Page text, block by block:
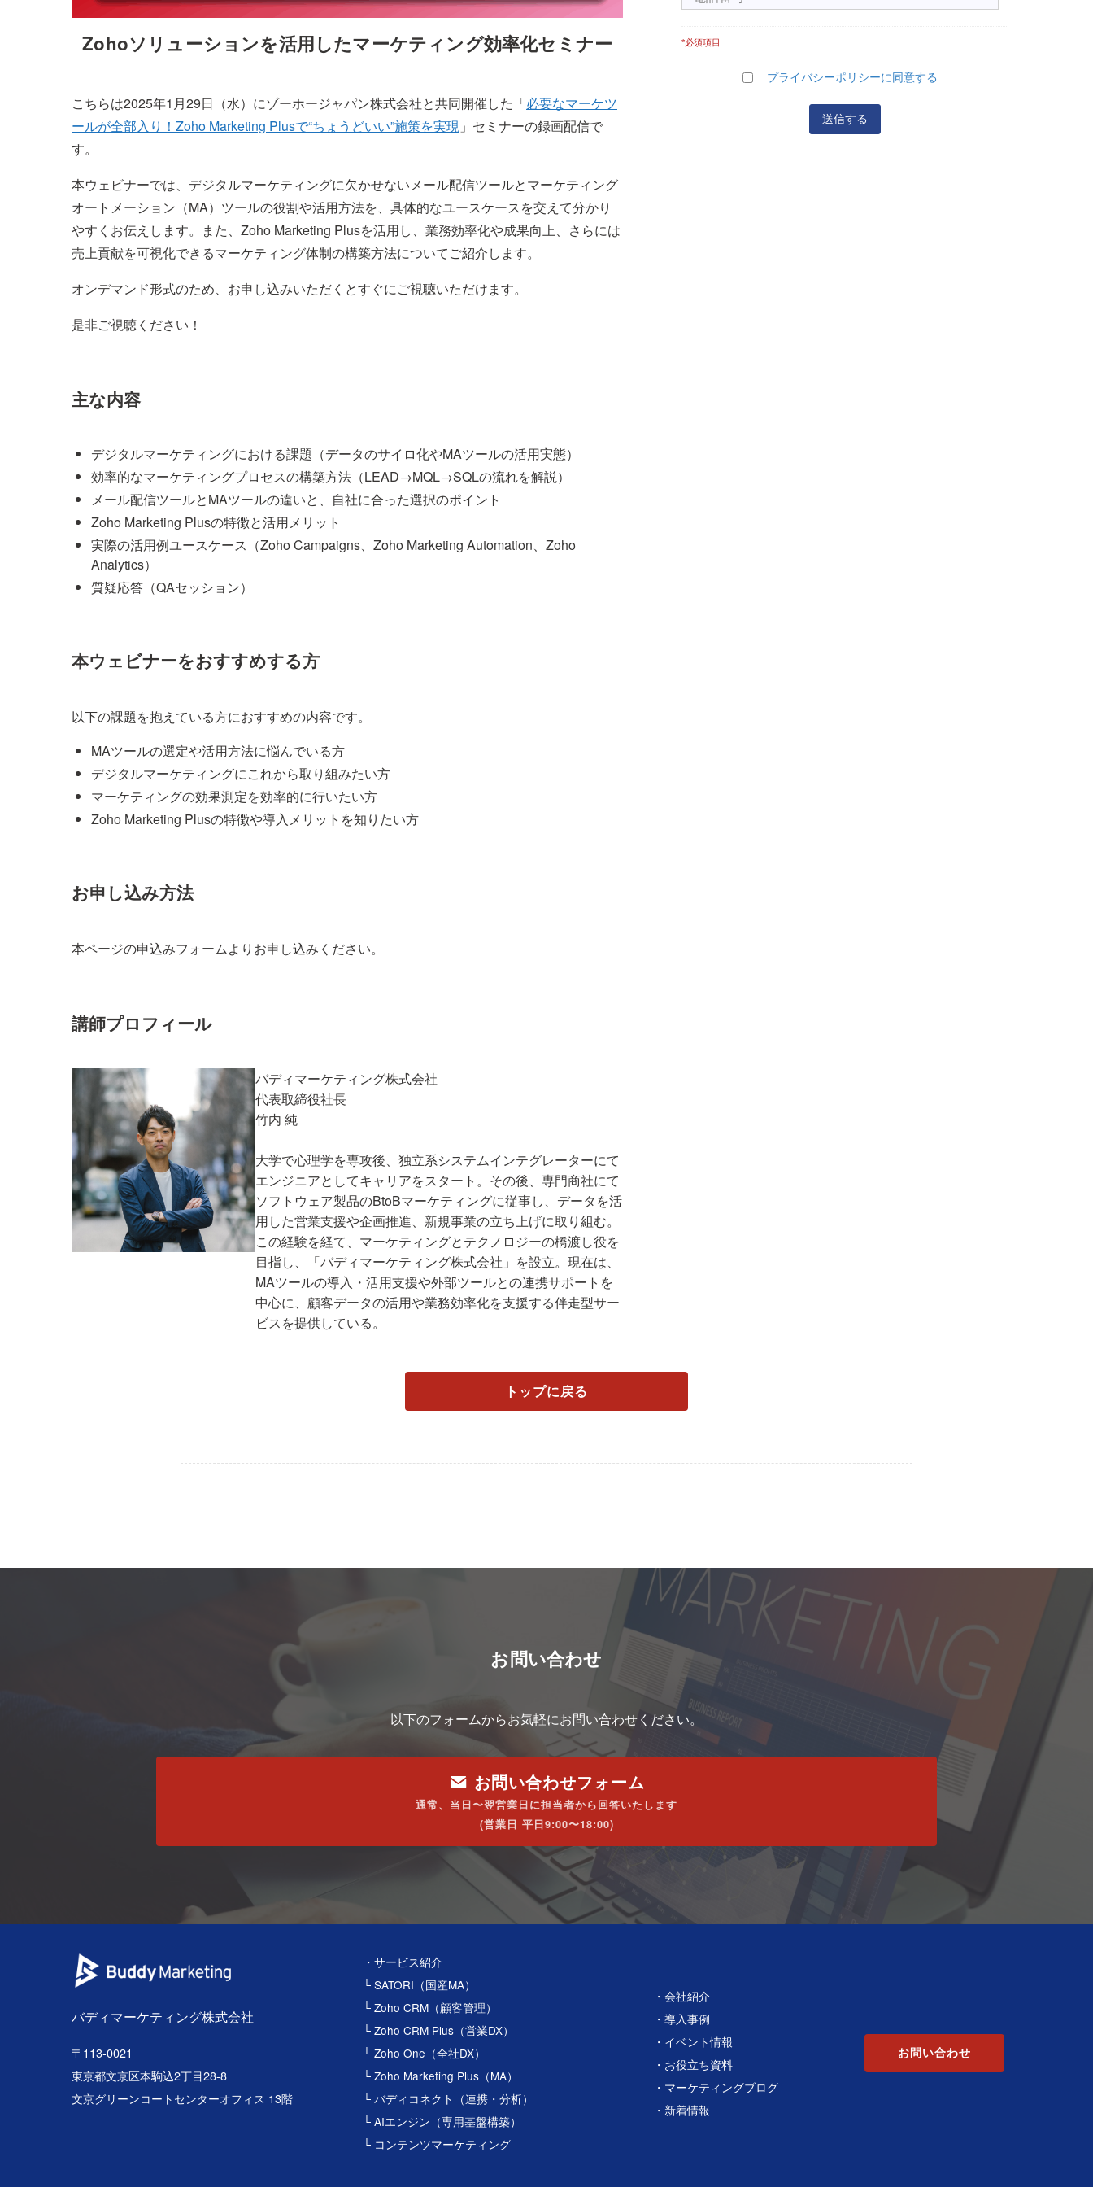
Zohoソリューションを活用したマーケティング効率化セミナー
こちらは2025年1月29日（水）にゾーホージャパン株式会社と共同開催した「必要なマーケツ
ールが全部入り！Zoho Marketing Plusで“ちょうどいい”施策を実現 」セミナーの録画配信で
す。
本ウェビナーでは、デジタルマーケティングに欠かせないメール配信ツールとマーケティング
オートメーション（MA）ツールの役割や活用方法を、具体的なユースケースを交えて分かり
やすくお伝えします。また、Zoho Marketing Plusを活用し、業務効率化や成果向上、さらには
売上貢献を可視化できるマーケティング体制の構築方法についてご紹介します。
オンデマンド形式のため、お申し込みいただくとすぐにご視聴いただけます。
是非ご視聴ください！
主な内容
デジタルマーケティングにおける課題（データのサイロ化やMAツールの活用実態）
効率的なマーケティングプロセスの構築方法（LEAD→MQL→SQLの流れを解説）
メール配信ツールとMAツールの違いと、自社に合った選択のポイント
Zoho Marketing Plusの特徴と活用メリット
実際の活用例ユースケース（Zoho Campaigns、Zoho Marketing Automation、Zoho
Analytics）
質疑応答（QAセッション）
本ウェビナーをおすすめする方
以下の課題を抱えている方におすすめの内容です。
MAツールの選定や活用方法に悩んでいる方
デジタルマーケティングにこれから取り組みたい方
マーケティングの効果測定を効率的に行いたい方
Zoho Marketing Plusの特徴や導入メリットを知りたい方
お申し込み方法
本ページの申込みフォームよりお申し込みください。
講師プロフィール
バディマーケティング株式会社
代表取締役社長
竹内 純
大学で心理学を専攻後、独立系システムインテグレーターにて
エンジニアとしてキャリアをスタート。その後、専門商社にて
ソフトウェア製品のBtoBマーケティングに従事し、データを活
用した営業支援や企画推進、新規事業の立ち上げに取り組む。
この経験を経て、マーケティングとテクノロジーの橋渡し役を
目指し、「バディマーケティング株式会社」を設立。現在は、
MAツールの導入・活用支援や外部ツールとの連携サポートを
中心に、顧客データの活用や業務効率化を支援する伴走型サー
ビスを提供している。
*必須項目
プライバシーポリシーに同意する
トップに戻る
お問い合わせ
以下のフォームからお気軽にお問い合わせください。
お問い合わせフォーム
通常、当日〜翌営業日に担当者から回答いたします
(営業日 平日9:00〜18:00)
バディマーケティング株式会社
〒113-0021
東京都文京区本駒込2丁目28-8
文京グリーンコートセンターオフィス 13階
・サービス紹介
└ SATORI（国産MA）
└ Zoho CRM（顧客管理）
└ Zoho CRM Plus（営業DX）
└ Zoho One（全社DX）
└ Zoho Marketing Plus（MA）
└ バディコネクト（連携・分析）
└ AIエンジン（専用基盤構築）
└ コンテンツマーケティング
・会社紹介
・導入事例
・イベント情報
・お役立ち資料
・マーケティングブログ
・新着情報
お問い合わせ